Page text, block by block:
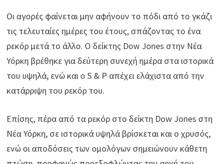
Οι αγορές φαίνεται μην αφήνουν το πόδι από το γκάζι
τις τελευταίες ημέρες του έτους, σπάζοντας το ένα
ρεκόρ μετά το άλλο. Ο δείκτης Dow Jones στην Νέα
Υόρκη βρέθηκε για δεύτερη συνεχή ημέρα στα ιστορικά
του υψηλά, ενώ και ο S & P απέχει ελάχιστα από την
κατάρριψη του ρεκόρ του.
Επίσης, πέρα από τα ρεκόρ στο δείκτη Dow Jones στη
Νέα Υόρκη, σε ιστορικά υψηλά βρίσκεται και ο χρυσός,
ενώ οι αποδόσεις των ομολόγων σημειώνουν κάθετη